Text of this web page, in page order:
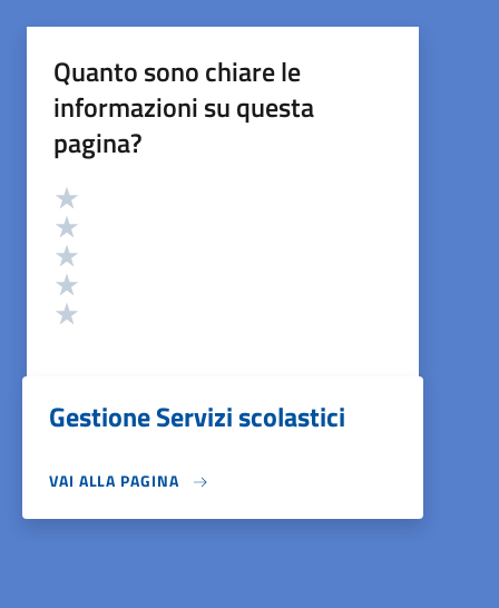
Quanto sono chiare le
informazioni su questa
pagina?
Valutazione
Gestione Servizi scolastici
VAI ALLA PAGINA